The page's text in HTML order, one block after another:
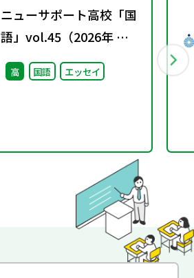
ニューサポート高校「国
語」vol.45（2026年 春
号）
高 国語 エッセイ